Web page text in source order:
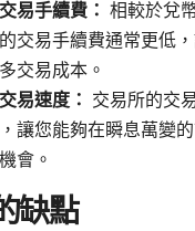
易手續費： 相較於兌
交易手續費通常更低
交易成本。
易速度：
交易所的交
讓您能夠在瞬息萬變
會。
缺點